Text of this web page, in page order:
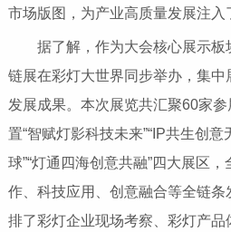
市场版图，为产业高质量发展注入
据了解，作为大会核心展示板
链展在彩灯大世界同步举办，集
发展成果。本次展览共汇聚60家
置“智赋灯影科技未来”“IP共生创意
球”“灯通四海创意共融”四大展区
作、科技应用、创意融合等全链
排了彩灯企业现场考察、彩灯产